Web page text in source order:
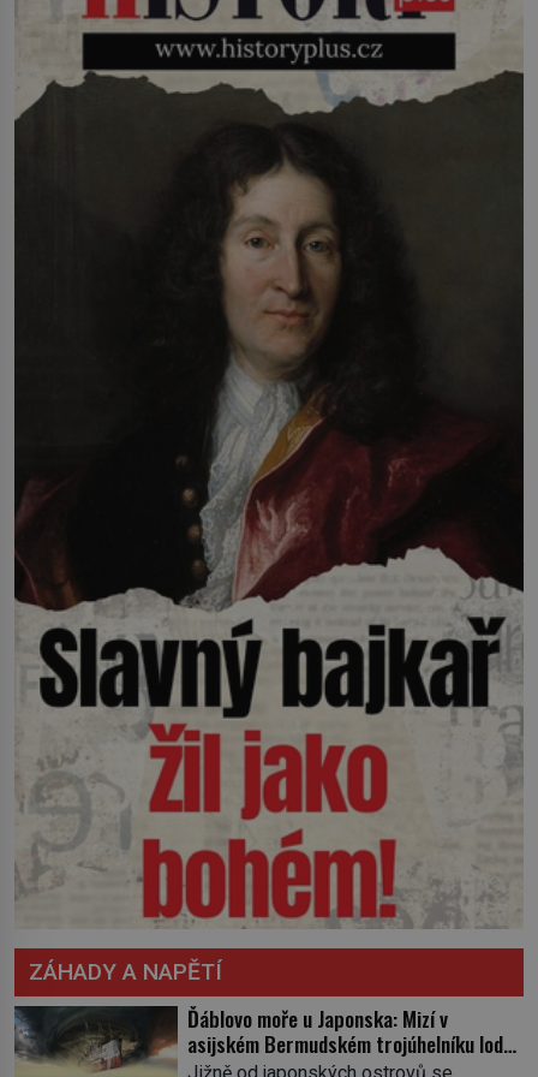
(1927–2005), který během vlastní
svatby přijde […]
ZÁHADY A NAPĚTÍ
Ďáblovo moře u Japonska: Mizí v
asijském Bermudském trojúhelníku lodě
ve spárech neznámé síly?